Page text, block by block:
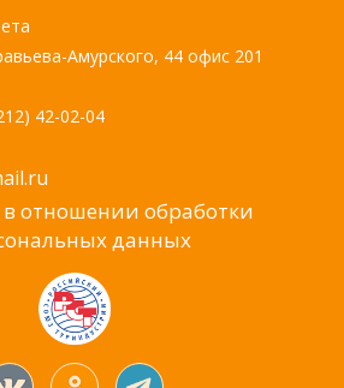
Амурского, 44 офис 201
42-02-04
отношении обработки
данных